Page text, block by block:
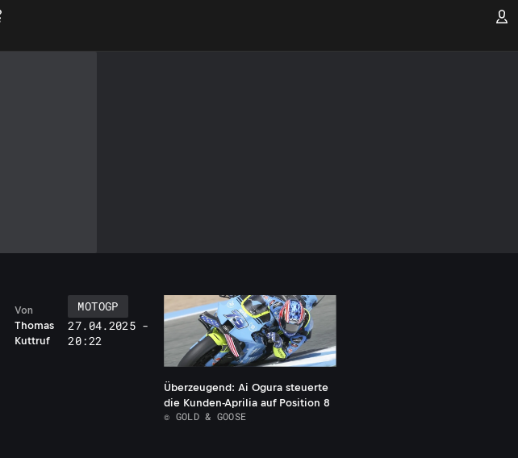
Thomas
Kuttruf
Von
MOTOGP
27.04.2025 -
20:22
Überzeugend: Ai Ogura steuerte
die Kunden-Aprilia auf Position 8
© GOLD & GOOSE